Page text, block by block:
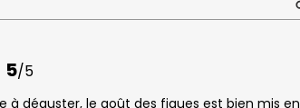
5/5
à déguster, le goût des figues est bien mis en